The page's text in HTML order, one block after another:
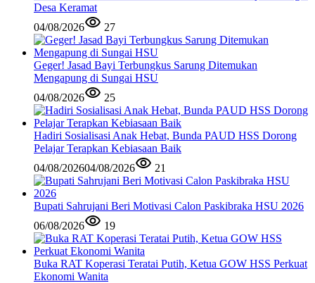
Desa Keramat
04/08/2026
27
Geger! Jasad Bayi Terbungkus Sarung Ditemukan
Mengapung di Sungai HSU
04/08/2026
25
Hadiri Sosialisasi Anak Hebat, Bunda PAUD HSS Dorong
Pelajar Terapkan Kebiasaan Baik
04/08/202604/08/2026 21
Bupati Sahrujani Beri Motivasi Calon Paskibraka HSU 2026
06/08/2026
19
Buka RAT Koperasi Teratai Putih, Ketua GOW HSS Perkuat
Ekonomi Wanita